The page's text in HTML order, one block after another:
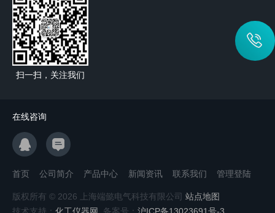
扫一扫，关注我们
在线咨询
首页 公司简介 产品中心 新闻资讯 联系我们 管理登陆
版权所有 © 2026 上海端懿电气科技有限公司 站点地图